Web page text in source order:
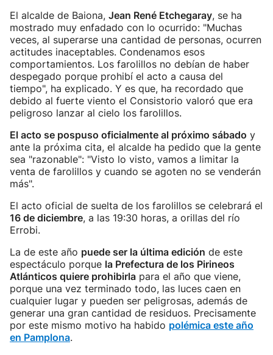
El alcalde de Baiona, Jean René Etchegaray, se ha
mostrado muy enfadado con lo ocurrido: "Muchas
veces, al superarse una cantidad de personas, ocurren
actitudes inaceptables. Condenamos esos
comportamientos. Los farolillos no debían de haber
despegado porque prohibí el acto a causa del
tiempo", ha explicado. Y es que, ha recordado que
debido al fuerte viento el Consistorio valoró que era
peligroso lanzar al cielo los farolillos.
El acto se pospuso oficialmente al próximo sábado y
ante la próxima cita, el alcalde ha pedido que la gente
sea "razonable": "Visto lo visto, vamos a limitar la
venta de farolillos y cuando se agoten no se venderán
más".
El acto oficial de suelta de los farolillos se celebrará el
16 de diciembre, a las 19:30 horas, a orillas del río
Errobi.
La de este año puede ser la última edición de este
espectáculo porque la Prefectura de los Pirineos
Atlánticos quiere prohibirla para el año que viene,
porque una vez terminado todo, las luces caen en
cualquier lugar y pueden ser peligrosas, además de
generar una gran cantidad de residuos. Precisamente
por este mismo motivo ha habido polémica este año
en Pamplona.